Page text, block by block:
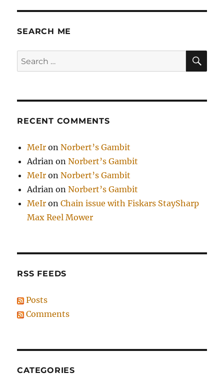
работе.
SEARCH ME
Search
for:
RECENT COMMENTS
MeIr onNorbert’s Gambit
Adrian onNorbert’s Gambit
MeIr onNorbert’s Gambit
Adrian onNorbert’s Gambit
MeIr onChain issue with Fiskars StaySharp
Max Reel Mower
RSS FEEDS
Posts
Comments
CATEGORIES